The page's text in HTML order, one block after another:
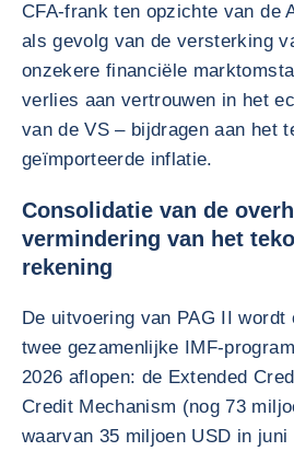
CFA-frank ten opzichte van de
als gevolg van de versterking
onzekere financiële
verlies aan vertrouwen in het
van de VS – bijdragen aan het
geïmporteerde inflatie.
Consolidatie van de
vermindering van het
rekening
De uitvoering van PAG II wordt
twee gezamenlijke IMF-
2026 aflopen: de Extended
Credit Mechanism (nog 73
waarvan 35 miljoen USD in juni